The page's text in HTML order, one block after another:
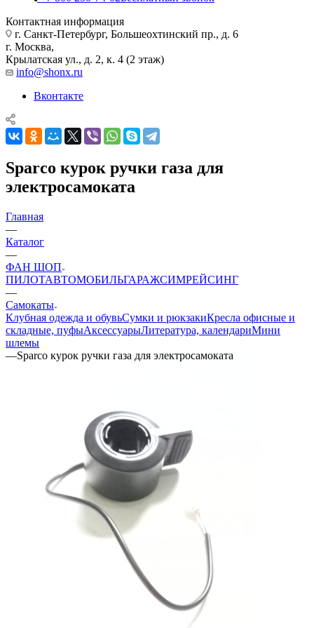
Контактная информация
г. Санкт-Петербург, Большеохтинский пр., д. 6
г. Москва,
Крылатская ул., д. 2, к. 4 (2 этаж)
info@shonx.ru
Вконтакте
Sparco курок ручки газа для
электросамоката
Главная
—
Каталог
—
ФАН ШОП
ПИЛОТАВТОМОБИЛЬГАРАЖСИМРЕЙСИНГ
—
Самокаты
Клубная одежда и обувьСумки и рюкзакиКресла офисные и
складные, пуфыАксессуарыЛитература, календариМини
шлемы
—Sparco курок ручки газа для электросамоката